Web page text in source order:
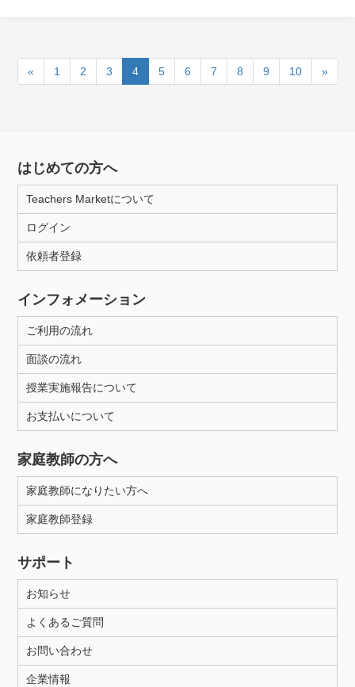
« 1 2 3 4 5 6 7 8 9 10 »
はじめての方へ
Teachers Marketについて
ログイン
依頼者登録
インフォメーション
ご利用の流れ
面談の流れ
授業実施報告について
お支払いについて
家庭教師の方へ
家庭教師になりたい方へ
家庭教師登録
サポート
お知らせ
よくあるご質問
お問い合わせ
企業情報